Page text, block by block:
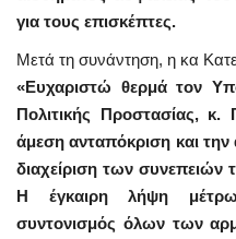
για τους επισκέπτες.
Μετά τη συνάντηση, η κα
«Ευχαριστώ θερμά τον
Πολιτικής Προστασίας, κ.
άμεση ανταπόκριση και
διαχείριση των συνεπειών
Η έγκαιρη λήψη
συντονισμός όλων των